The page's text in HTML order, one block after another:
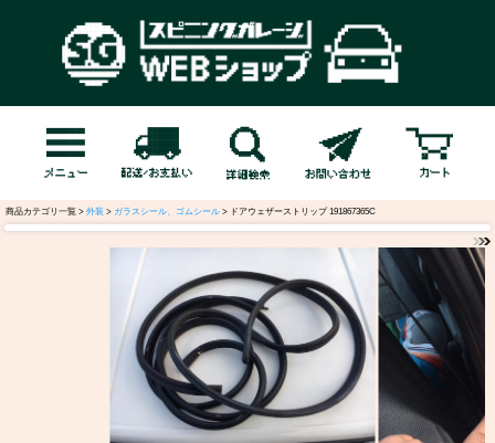
商品カテゴリ一覧 > 外装 > ガラスシール、ゴムシール > ドアウェザーストリップ 191867365C